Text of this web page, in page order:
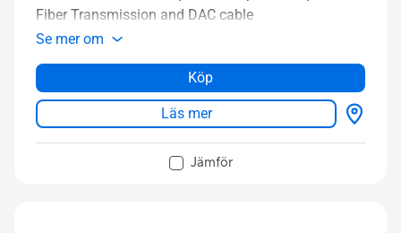
Fiber Transmission and DAC cable
Se mer om
Köp
Läs mer
Jämför